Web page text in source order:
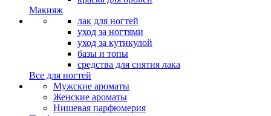
Макияж
лак для ногтей
уход за ногтями
уход за кутикулой
базы и топы
средства для снятия лака
Все для ногтей
Мужские ароматы
Женские ароматы
Нишевая парфюмерия